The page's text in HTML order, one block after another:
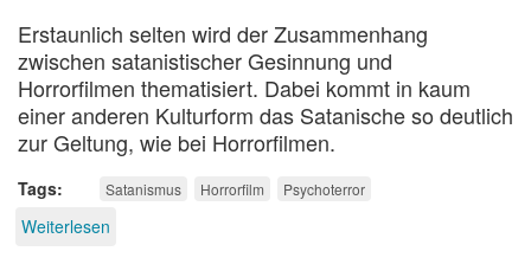
Erstaunlich selten wird der Zusammenhang
zwischen satanistischer Gesinnung und
Horrorfilmen thematisiert. Dabei kommt in kaum
einer anderen Kulturform das Satanische so deutlich
zur Geltung, wie bei Horrorfilmen.
Tags Satanismus Horrorfilm Psychoterror
Weiterlesen